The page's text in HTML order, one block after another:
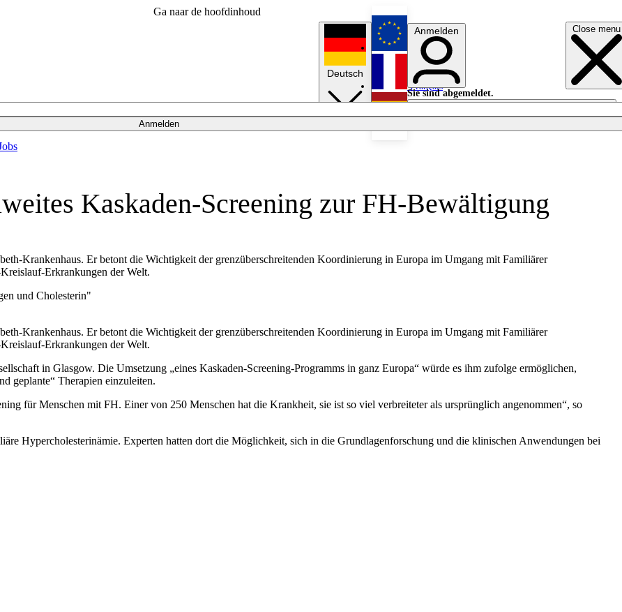
Ga naar de hoofdinhoud
Close menu
Anmelden
Deutsch
English
Français
Anmelden
Sie sind abgemeldet.
Anmelden
Licht aus
Kaskaden-Screening zur FH-Bewältigung
Krankenhaus. Er betont die Wichtigkeit der grenzüberschreitenden Koordinierung in Europa im Umgang mit Familiärer
Erkrankungen der Welt.
und Cholesterin"
Krankenhaus. Er betont die Wichtigkeit der grenzüberschreitenden Koordinierung in Europa im Umgang mit Familiärer
Erkrankungen der Welt.
in Glasgow. Die Umsetzung „eines Kaskaden-Screening-Programms in ganz Europa“ würde es ihm zufolge ermöglichen,
geplante“ Therapien einzuleiten.
für Menschen mit FH. Einer von 250 Menschen hat die Krankheit, sie ist so viel verbreiteter als ursprünglich angenommen“, so
Hypercholesterinämie. Experten hatten dort die Möglichkeit, sich in die Grundlagenforschung und die klinischen Anwendungen bei